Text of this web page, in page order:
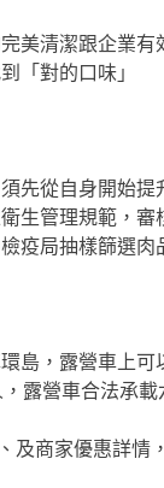
美清潔跟企業
「對的口味」
先從自身開始
生管理規範，
疫局抽樣篩選肉
島，露營車上
露營車合法承載
及商家優惠詳情